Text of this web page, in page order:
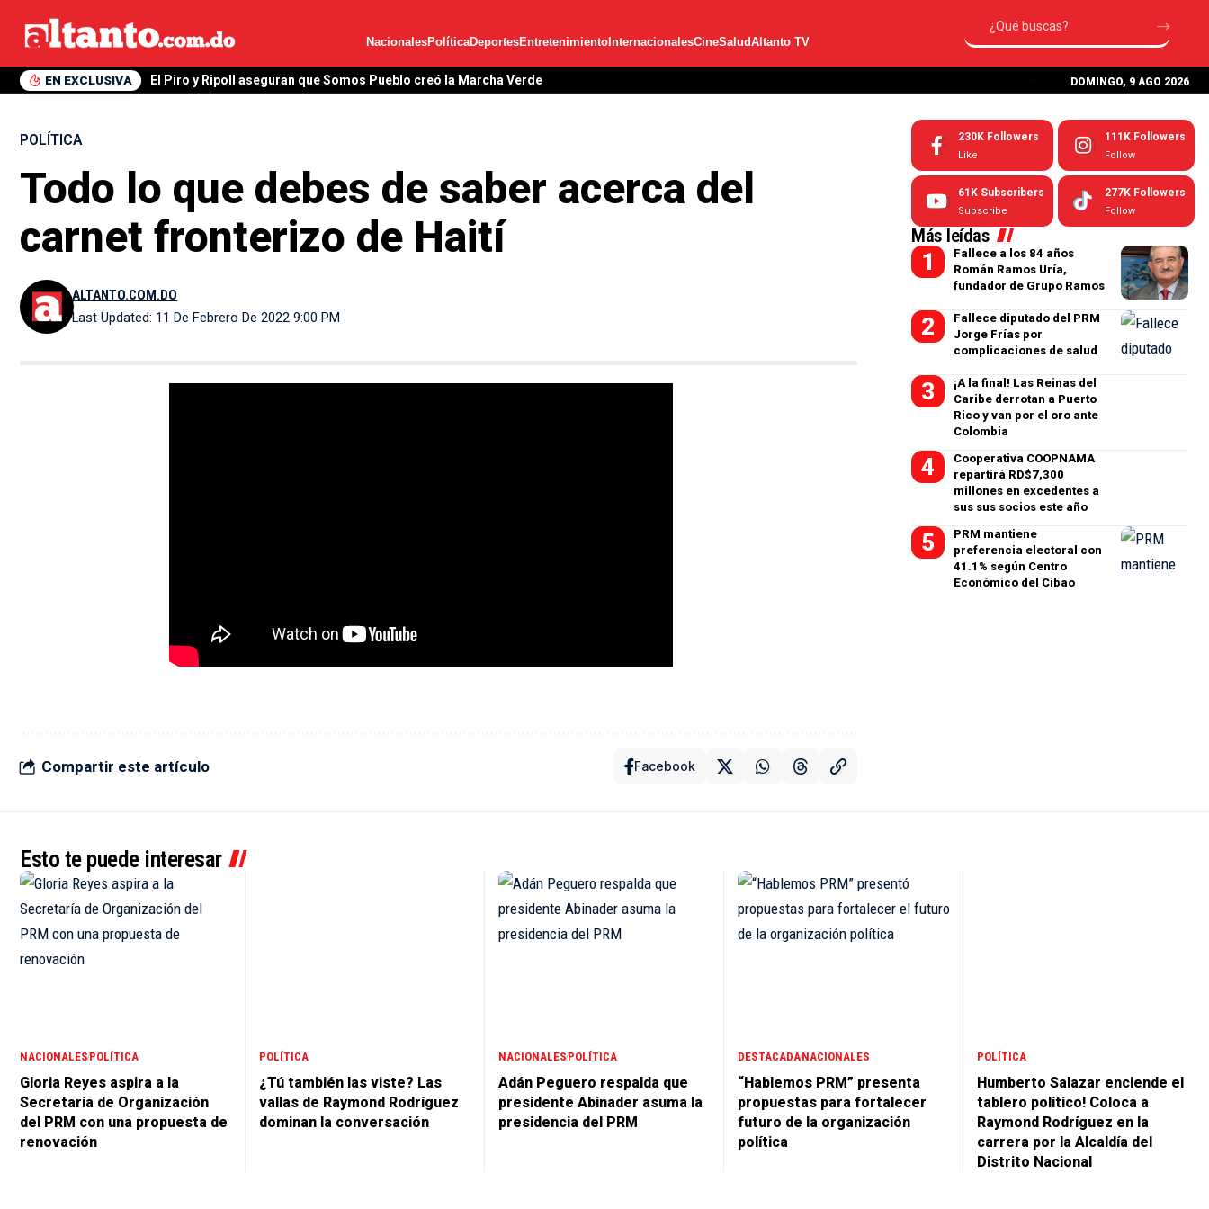
NacionalesPolíticaDeportesEntretenimiento InternacionalesCineSaludAltanto TV
EN EXCLUSIVA El Piro y Ripoll aseguran que Somos Pueblo creó la Marcha Verde DOMINGO, 9 AGO 2026
POLÍTICA
Todo lo que debes de saber acerca del
carnet fronterizo de Haití
Last Updated: 11 De Febrero De 2022 9:00 PM
ALTANTO.COM.DO
Compartir este artículo Facebook
230K Followers
Like
111K Followers
Follow
61K Subscribers
Subscribe
277K Followers
Follow
Más leídas
Fallece a los 84 años
Román Ramos Uría,
fundador de Grupo Ramos
Fallece diputado del PRM
Jorge Frías por
complicaciones de salud
¡A la final! Las Reinas del
Caribe derrotan a Puerto
Rico y van por el oro ante
Colombia
Cooperativa COOPNAMA
repartirá RD$7,300
millones en excedentes a
sus sus socios este año
PRM mantiene
preferencia electoral con
41.1% según Centro
Económico del Cibao
Esto te puede interesar
NACIONALESPOLÍTICA
Gloria Reyes aspira a la
Secretaría de Organización
del PRM con una propuesta de
renovación
POLÍTICA
¿Tú también las viste? Las
vallas de Raymond Rodríguez
dominan la conversación
NACIONALESPOLÍTICA
Adán Peguero respalda que
presidente Abinader asuma la
presidencia del PRM
DESTACADANACIONALES
“Hablemos PRM” presenta
propuestas para fortalecer
futuro de la organización
política
POLÍTICA
Humberto Salazar enciende el
tablero político! Coloca a
Raymond Rodríguez en la
carrera por la Alcaldía del
Distrito Nacional